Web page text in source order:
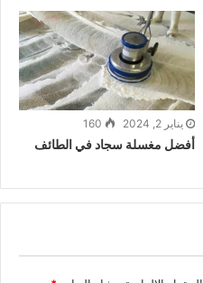
يناير 2, 2024 160
أفضل مغسلة سجاد في الطائف